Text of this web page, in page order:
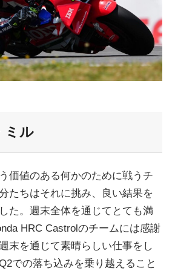
ミル
価値のある何かのために戦うチ
たちはそれに挑み、良い結果を
た。週末全体を通じてとても満
HRC Castrolのチームには感謝
末を通じて素晴らしい仕事をし
での落ち込みを乗り越えること